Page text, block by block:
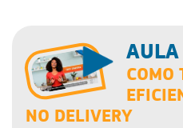
COMO
NO DELIVERY